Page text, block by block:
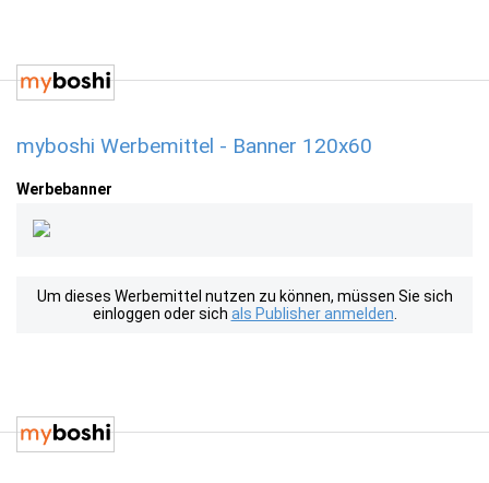
myboshi Werbemittel - Banner 120x60
Werbebanner
Um dieses Werbemittel nutzen zu können, müssen Sie sich
einloggen oder sich als Publisher anmelden